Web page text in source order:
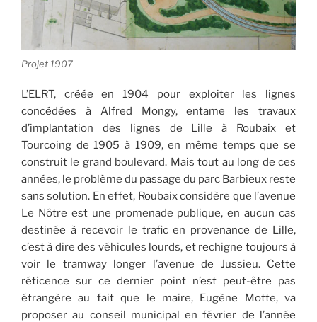
Projet 1907
L’ELRT, créée en 1904 pour exploiter les lignes
concédées à Alfred Mongy, entame les travaux
d’implantation des lignes de Lille à Roubaix et
Tourcoing de 1905 à 1909, en même temps que se
construit le grand boulevard. Mais tout au long de ces
années, le problème du passage du parc Barbieux reste
sans solution. En effet, Roubaix considère que l’avenue
Le Nôtre est une promenade publique, en aucun cas
destinée à recevoir le trafic en provenance de Lille,
c’est à dire des véhicules lourds, et rechigne toujours à
voir le tramway longer l’avenue de Jussieu. Cette
réticence sur ce dernier point n’est peut-être pas
étrangère au fait que le maire, Eugène Motte, va
proposer au conseil municipal en février de l’année